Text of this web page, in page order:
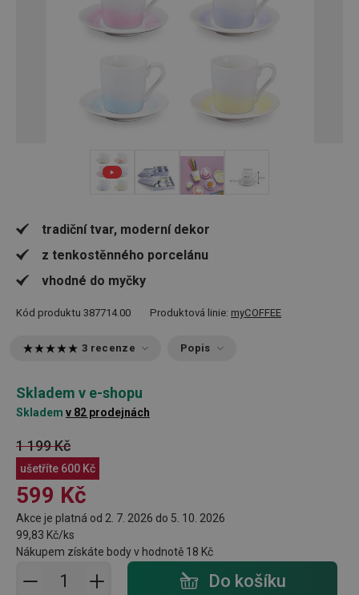
tradiční tvar, moderní dekor
z tenkostěnného porcelánu
vhodné do myčky
Kód produktu 387714.00 Produktová linie: myCOFFEE
3 recenze Popis
Skladem v e-shopu
Skladem v 82 prodejnách
1 199 Kč
ušetříte 600 Kč
599 Kč
Akce je platná od 2. 7. 2026 do 5. 10. 2026
99,83 Kč/ks
Nákupem získáte body v hodnotě 18 Kč
Přidat do košíku - počet Do košíku